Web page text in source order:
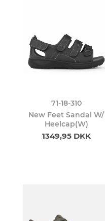
71-18-310
New Feet Sandal W/
Heelcap(W)
1349,95 DKK